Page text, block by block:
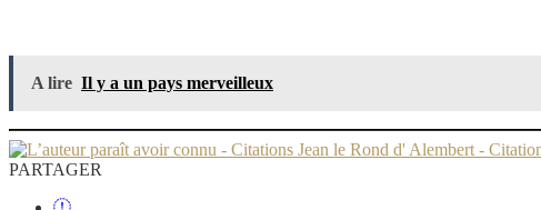
A lire Il y a un pays merveilleux
PARTAGER